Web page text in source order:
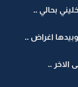
بحالي ..
اغراض ..
..